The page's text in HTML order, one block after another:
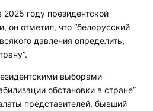
году президентской
он отметил, что “белорусский
давления определить,
выборами
обстановки в стране”
представителей, бывший